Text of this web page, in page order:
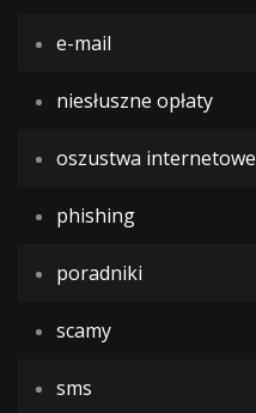
e-mail
niesłuszne opłaty
oszustwa internetowe
phishing
poradniki
scamy
sms